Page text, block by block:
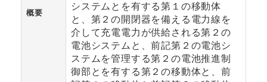
概要
システムとを有する第１の移動体
と、第２の開閉器を備える電力線を
介して充電電力が供給される第２の
電池システムと、前記第２の電池シ
ステムを管理する第２の電池推進制
御部とを有する第２の移動体と、前